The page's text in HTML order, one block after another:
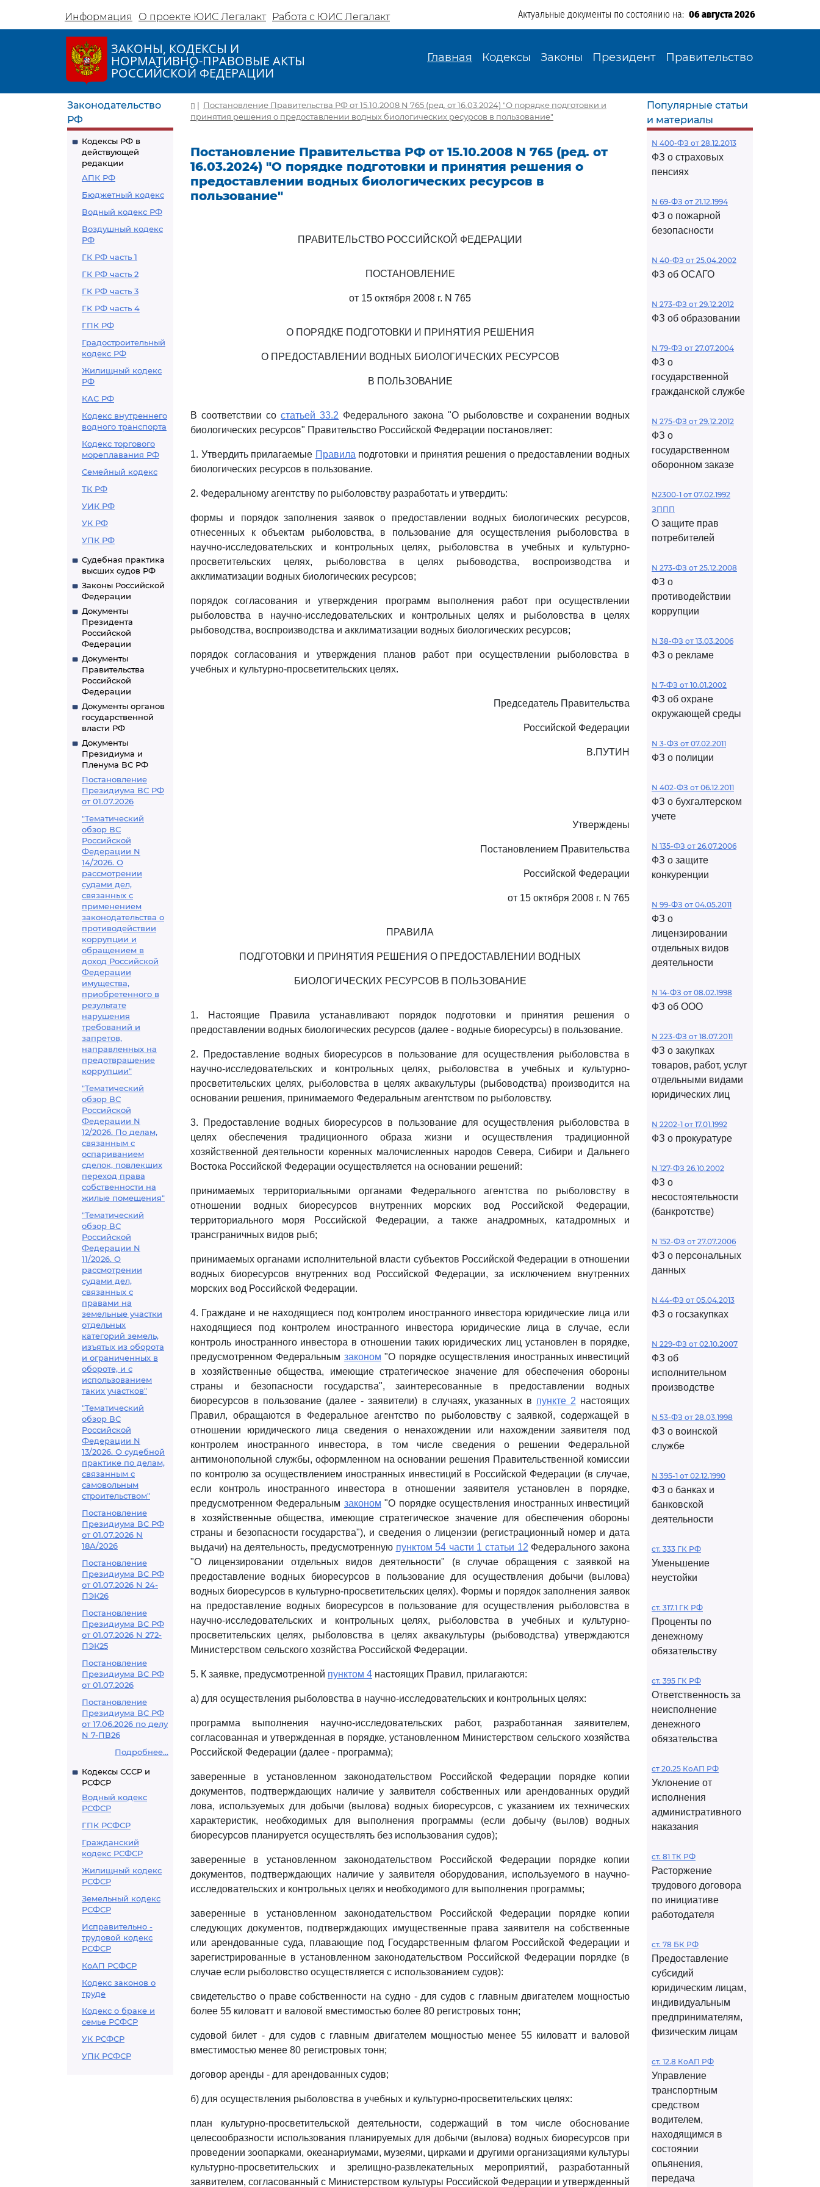
Информация О проекте ЮИС Легалакт Работа с ЮИС Легалакт Актуальные документы по состоянию на: 06 августа 2026
ЗАКОНЫ, КОДЕКСЫ И
НОРМАТИВНО-ПРАВОВЫЕ АКТЫ
РОССИЙСКОЙ ФЕДЕРАЦИИ
Главная Кодексы Законы Президент Правительство
Законодательство
РФ
Кодексы РФ в
действующей
редакции
АПК РФ
Бюджетный кодекс
Водный кодекс РФ
Воздушный кодекс
РФ
ГК РФ часть 1
ГК РФ часть 2
ГК РФ часть 3
ГК РФ часть 4
ГПК РФ
Градостроительный
кодекс РФ
Жилищный кодекс
РФ
КАС РФ
Кодекс внутреннего
водного транспорта
Кодекс торгового
мореплавания РФ
Семейный кодекс
ТК РФ
УИК РФ
УК РФ
УПК РФ
Судебная практика
высших судов РФ
Законы Российской
Федерации
Документы
Президента
Российской
Федерации
Документы
Правительства
Российской
Федерации
Документы органов
государственной
власти РФ
Документы
Президиума и
Пленума ВС РФ
Постановление
Президиума ВС РФ
от 01.07.2026
"Тематический
обзор ВС
Российской
Федерации N
14/2026. О
рассмотрении
судами дел,
связанных с
применением
законодательства о
противодействии
коррупции и
обращением в
доход Российской
Федерации
имущества,
приобретенного в
результате
нарушения
требований и
запретов,
направленных на
предотвращение
коррупции"
"Тематический
обзор ВС
Российской
Федерации N
12/2026. По делам,
связанным с
оспариванием
сделок, повлекших
переход права
собственности на
жилые помещения"
"Тематический
обзор ВС
Российской
Федерации N
11/2026. О
рассмотрении
судами дел,
связанных с
правами на
земельные участки
отдельных
категорий земель,
изъятых из оборота
и ограниченных в
обороте, и с
использованием
таких участков"
"Тематический
обзор ВС
Российской
Федерации N
13/2026. О судебной
практике по делам,
связанным с
самовольным
строительством"
Постановление
Президиума ВС РФ
от 01.07.2026 N
18А/2026
Постановление
Президиума ВС РФ
от 01.07.2026 N 24-
ПЭК26
Постановление
Президиума ВС РФ
от 01.07.2026 N 272-
ПЭК25
Постановление
Президиума ВС РФ
от 01.07.2026
Постановление
Президиума ВС РФ
от 17.06.2026 по делу
N 7-ПВ26
Подробнее...
Кодексы СССР и
РСФСР
Водный кодекс
РСФСР
ГПК РСФСР
Гражданский
кодекс РСФСР
Жилищный кодекс
РСФСР
Земельный кодекс
РСФСР
Исправительно -
трудовой кодекс
РСФСР
КоАП РСФСР
Кодекс законов о
труде
Кодекс о браке и
семье РСФСР
УК РСФСР
УПК РСФСР
| Постановление Правительства РФ от 15.10.2008 N 765 (ред. от 16.03.2024) "О порядке подготовки и
принятия решения о предоставлении водных биологических ресурсов в пользование"
Постановление Правительства РФ от 15.10.2008 N 765 (ред. от
16.03.2024) "О порядке подготовки и принятия решения о
предоставлении водных биологических ресурсов в
пользование"
ПРАВИТЕЛЬСТВО РОССИЙСКОЙ ФЕДЕРАЦИИ
ПОСТАНОВЛЕНИЕ
от 15 октября 2008 г. N 765
О ПОРЯДКЕ ПОДГОТОВКИ И ПРИНЯТИЯ РЕШЕНИЯ
О ПРЕДОСТАВЛЕНИИ ВОДНЫХ БИОЛОГИЧЕСКИХ РЕСУРСОВ
В ПОЛЬЗОВАНИЕ
В соответствии состатьей 33.2 Федерального закона "О рыболовстве и сохранении водных
биологических ресурсов" Правительство Российской Федерации постановляет:
1. Утвердить прилагаемые Правила подготовки и принятия решения о предоставлении водных
биологических ресурсов в пользование.
2. Федеральному агентству по рыболовству разработать и утвердить:
формы и порядок заполнения заявок о предоставлении водных биологических ресурсов,
отнесенных к объектам рыболовства, в пользование для осуществления рыболовства в
научно-исследовательских и контрольных целях, рыболовства в учебных и культурно-
просветительских целях, рыболовства в целях рыбоводства, воспроизводства и
акклиматизации водных биологических ресурсов;
порядок согласования и утверждения программ выполнения работ при осуществлении
рыболовства в научно-исследовательских и контрольных целях и рыболовства в целях
рыбоводства, воспроизводства и акклиматизации водных биологических ресурсов;
порядок согласования и утверждения планов работ при осуществлении рыболовства в
учебных и культурно-просветительских целях.
Председатель Правительства
Российской Федерации
В.ПУТИН
Утверждены
Постановлением Правительства
Российской Федерации
от 15 октября 2008 г. N 765
ПРАВИЛА
ПОДГОТОВКИ И ПРИНЯТИЯ РЕШЕНИЯ О ПРЕДОСТАВЛЕНИИ ВОДНЫХ
БИОЛОГИЧЕСКИХ РЕСУРСОВ В ПОЛЬЗОВАНИЕ
1. Настоящие Правила устанавливают порядок подготовки и принятия решения о
предоставлении водных биологических ресурсов (далее - водные биоресурсы) в пользование.
2. Предоставление водных биоресурсов в пользование для осуществления рыболовства в
научно-исследовательских и контрольных целях, рыболовства в учебных и культурно-
просветительских целях, рыболовства в целях аквакультуры (рыбоводства) производится на
основании решения, принимаемого Федеральным агентством по рыболовству.
3. Предоставление водных биоресурсов в пользование для осуществления рыболовства в
целях обеспечения традиционного образа жизни и осуществления традиционной
хозяйственной деятельности коренных малочисленных народов Севера, Сибири и Дальнего
Востока Российской Федерации осуществляется на основании решений:
принимаемых территориальными органами Федерального агентства по рыболовству в
отношении водных биоресурсов внутренних морских вод Российской Федерации,
территориального моря Российской Федерации, а также анадромных, катадромных и
трансграничных видов рыб;
принимаемых органами исполнительной власти субъектов Российской Федерации в отношении
водных биоресурсов внутренних вод Российской Федерации, за исключением внутренних
морских вод Российской Федерации.
4. Граждане и не находящиеся под контролем иностранного инвестора юридические лица или
находящиеся под контролем иностранного инвестора юридические лица в случае, если
контроль иностранного инвестора в отношении таких юридических лиц установлен в порядке,
предусмотренном Федеральным законом "О порядке осуществления иностранных инвестиций
в хозяйственные общества, имеющие стратегическое значение для обеспечения обороны
страны и безопасности государства", заинтересованные в предоставлении водных
биоресурсов в пользование (далее - заявители) в случаях, указанных в пункте 2 настоящих
Правил, обращаются в Федеральное агентство по рыболовству с заявкой, содержащей в
отношении юридического лица сведения о ненахождении или нахождении заявителя под
контролем иностранного инвестора, в том числе сведения о решении Федеральной
антимонопольной службы, оформленном на основании решения Правительственной комиссии
по контролю за осуществлением иностранных инвестиций в Российской Федерации (в случае,
если контроль иностранного инвестора в отношении заявителя установлен в порядке,
предусмотренном Федеральным законом "О порядке осуществления иностранных инвестиций
в хозяйственные общества, имеющие стратегическое значение для обеспечения обороны
страны и безопасности государства"), и сведения о лицензии (регистрационный номер и дата
выдачи) на деятельность, предусмотренную пунктом 54 части 1 статьи 12 Федерального закона
"О лицензировании отдельных видов деятельности" (в случае обращения с заявкой на
предоставление водных биоресурсов в пользование для осуществления добычи (вылова)
водных биоресурсов в культурно-просветительских целях). Формы и порядок заполнения заявок
на предоставление водных биоресурсов в пользование для осуществления рыболовства в
научно-исследовательских и контрольных целях, рыболовства в учебных и культурно-
просветительских целях, рыболовства в целях аквакультуры (рыбоводства) утверждаются
Министерством сельского хозяйства Российской Федерации.
5. К заявке, предусмотренной пунктом 4 настоящих Правил, прилагаются:
а) для осуществления рыболовства в научно-исследовательских и контрольных целях:
программа выполнения научно-исследовательских работ, разработанная заявителем,
согласованная и утвержденная в порядке, установленном Министерством сельского хозяйства
Российской Федерации (далее - программа);
заверенные в установленном законодательством Российской Федерации порядке копии
документов, подтверждающих наличие у заявителя собственных или арендованных орудий
лова, используемых для добычи (вылова) водных биоресурсов, с указанием их технических
характеристик, необходимых для выполнения программы (если добычу (вылов) водных
биоресурсов планируется осуществлять без использования судов);
заверенные в установленном законодательством Российской Федерации порядке копии
документов, подтверждающих наличие у заявителя оборудования, используемого в научно-
исследовательских и контрольных целях и необходимого для выполнения программы;
заверенные в установленном законодательством Российской Федерации порядке копии
следующих документов, подтверждающих имущественные права заявителя на собственные
или арендованные суда, плавающие под Государственным флагом Российской Федерации и
зарегистрированные в установленном законодательством Российской Федерации порядке (в
случае если рыболовство осуществляется с использованием судов):
свидетельство о праве собственности на судно - для судов с главным двигателем мощностью
более 55 киловатт и валовой вместимостью более 80 регистровых тонн;
судовой билет - для судов с главным двигателем мощностью менее 55 киловатт и валовой
вместимостью менее 80 регистровых тонн;
договор аренды - для арендованных судов;
б) для осуществления рыболовства в учебных и культурно-просветительских целях:
план культурно-просветительской деятельности, содержащий в том числе обоснование
целесообразности использования планируемых для добычи (вылова) водных биоресурсов при
проведении зоопарками, океанариумами, музеями, цирками и другими организациями культуры
культурно-просветительских и зрелищно-развлекательных мероприятий, разработанный
заявителем, согласованный с Министерством культуры Российской Федерации и утвержденный
Популярные статьи
и материалы
N 400-ФЗ от 28.12.2013
ФЗ о страховых
пенсиях
N 69-ФЗ от 21.12.1994
ФЗ о пожарной
безопасности
N 40-ФЗ от 25.04.2002
ФЗ об ОСАГО
N 273-ФЗ от 29.12.2012
ФЗ об образовании
N 79-ФЗ от 27.07.2004
ФЗ о
государственной
гражданской службе
N 275-ФЗ от 29.12.2012
ФЗ о
государственном
оборонном заказе
N2300-1 от 07.02.1992
ЗППП
О защите прав
потребителей
N 273-ФЗ от 25.12.2008
ФЗ о
противодействии
коррупции
N 38-ФЗ от 13.03.2006
ФЗ о рекламе
N 7-ФЗ от 10.01.2002
ФЗ об охране
окружающей среды
N 3-ФЗ от 07.02.2011
ФЗ о полиции
N 402-ФЗ от 06.12.2011
ФЗ о бухгалтерском
учете
N 135-ФЗ от 26.07.2006
ФЗ о защите
конкуренции
N 99-ФЗ от 04.05.2011
ФЗ о
лицензировании
отдельных видов
деятельности
N 14-ФЗ от 08.02.1998
ФЗ об ООО
N 223-ФЗ от 18.07.2011
ФЗ о закупках
товаров, работ, услуг
отдельными видами
юридических лиц
N 2202-1 от 17.01.1992
ФЗ о прокуратуре
N 127-ФЗ 26.10.2002
ФЗ о
несостоятельности
(банкротстве)
N 152-ФЗ от 27.07.2006
ФЗ о персональных
данных
N 44-ФЗ от 05.04.2013
ФЗ о госзакупках
N 229-ФЗ от 02.10.2007
ФЗ об
исполнительном
производстве
N 53-ФЗ от 28.03.1998
ФЗ о воинской
службе
N 395-1 от 02.12.1990
ФЗ о банках и
банковской
деятельности
ст. 333 ГК РФ
Уменьшение
неустойки
ст. 317.1 ГК РФ
Проценты по
денежному
обязательству
ст. 395 ГК РФ
Ответственность за
неисполнение
денежного
обязательства
ст 20.25 КоАП РФ
Уклонение от
исполнения
административного
наказания
ст. 81 ТК РФ
Расторжение
трудового договора
по инициативе
работодателя
ст. 78 БК РФ
Предоставление
субсидий
юридическим лицам,
индивидуальным
предпринимателям,
физическим лицам
ст. 12.8 КоАП РФ
Управление
транспортным
средством
водителем,
находящимся в
состоянии
опьянения,
передача